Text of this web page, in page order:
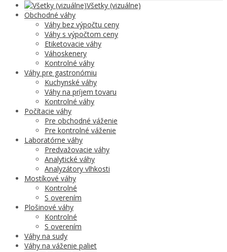
Všetky (vizuálne)
Obchodné váhy
Váhy bez výpočtu ceny
Váhy s výpočtom ceny
Etiketovacie váhy
Váhoskenery
Kontrolné váhy
Váhy pre gastronómiu
Kuchynské váhy
Váhy na príjem tovaru
Kontrolné váhy
Počítacie váhy
Pre obchodné váženie
Pre kontrolné váženie
Laboratórne váhy
Predvažovacie váhy
Analytické váhy
Analyzátory vlhkosti
Mostíkové váhy
Kontrolné
S overením
Plošinové váhy
Kontrolné
S overením
Váhy na sudy
Váhy na váženie paliet